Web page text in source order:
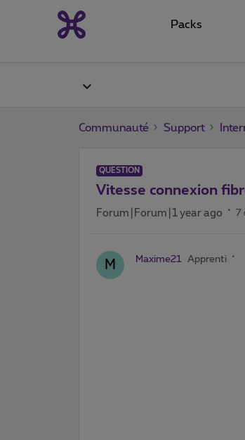
Packs
Communauté Support
QUESTION
Vitesse connexion
Forum|Forum|1 year ago 7
M Maxime21 Apprenti